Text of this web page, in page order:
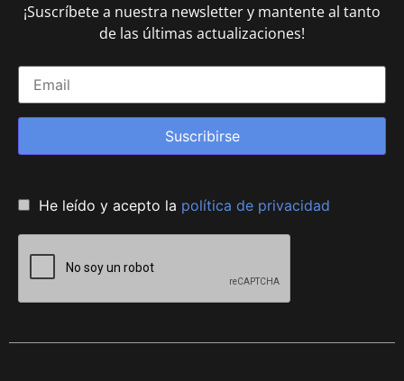
¡Suscríbete a nuestra newsletter y mantente al tanto
de las últimas actualizaciones!
Suscribirse
He leído y acepto la política de privacidad